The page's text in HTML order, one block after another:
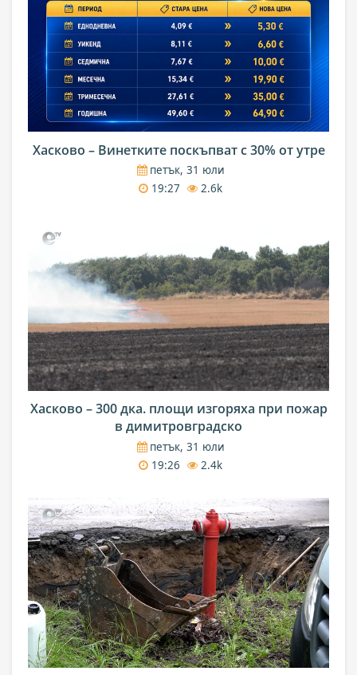
Хасково – Винетките поскъпват с 30% от утре
петък, 31 юли
19:27
2.6k
Хасково – 300 дка. площи изгоряха при пожар
в димитровградско
петък, 31 юли
19:26
2.4k